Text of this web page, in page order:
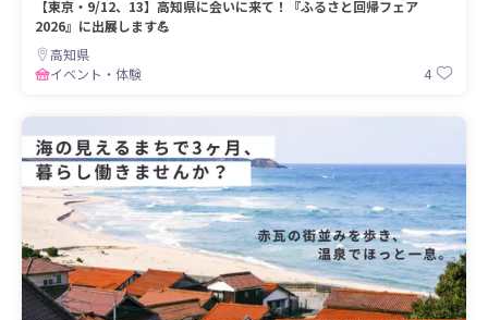
【東京・9/12、13】高知県に会いに来て！『ふるさと回帰フェア
2026』に出展します💪
高知県
イベント・体験
4